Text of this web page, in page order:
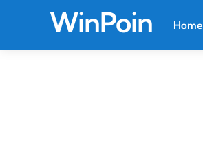
WinPoin Home